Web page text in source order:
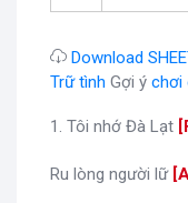
Download
Trữ tình Gợi ý chơi
1. Tôi nhớ Đà Lạt [
Ru lòng người lữ [